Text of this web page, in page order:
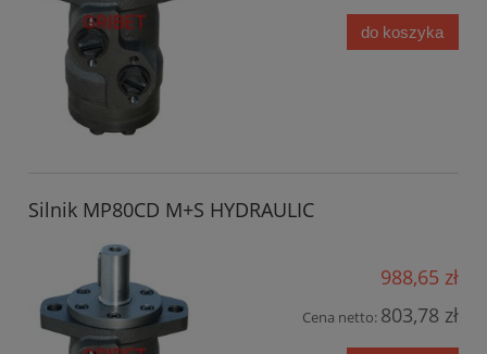
do koszyka
Silnik MP80CD M+S HYDRAULIC
988,65 zł
Cena netto: 803,78 zł